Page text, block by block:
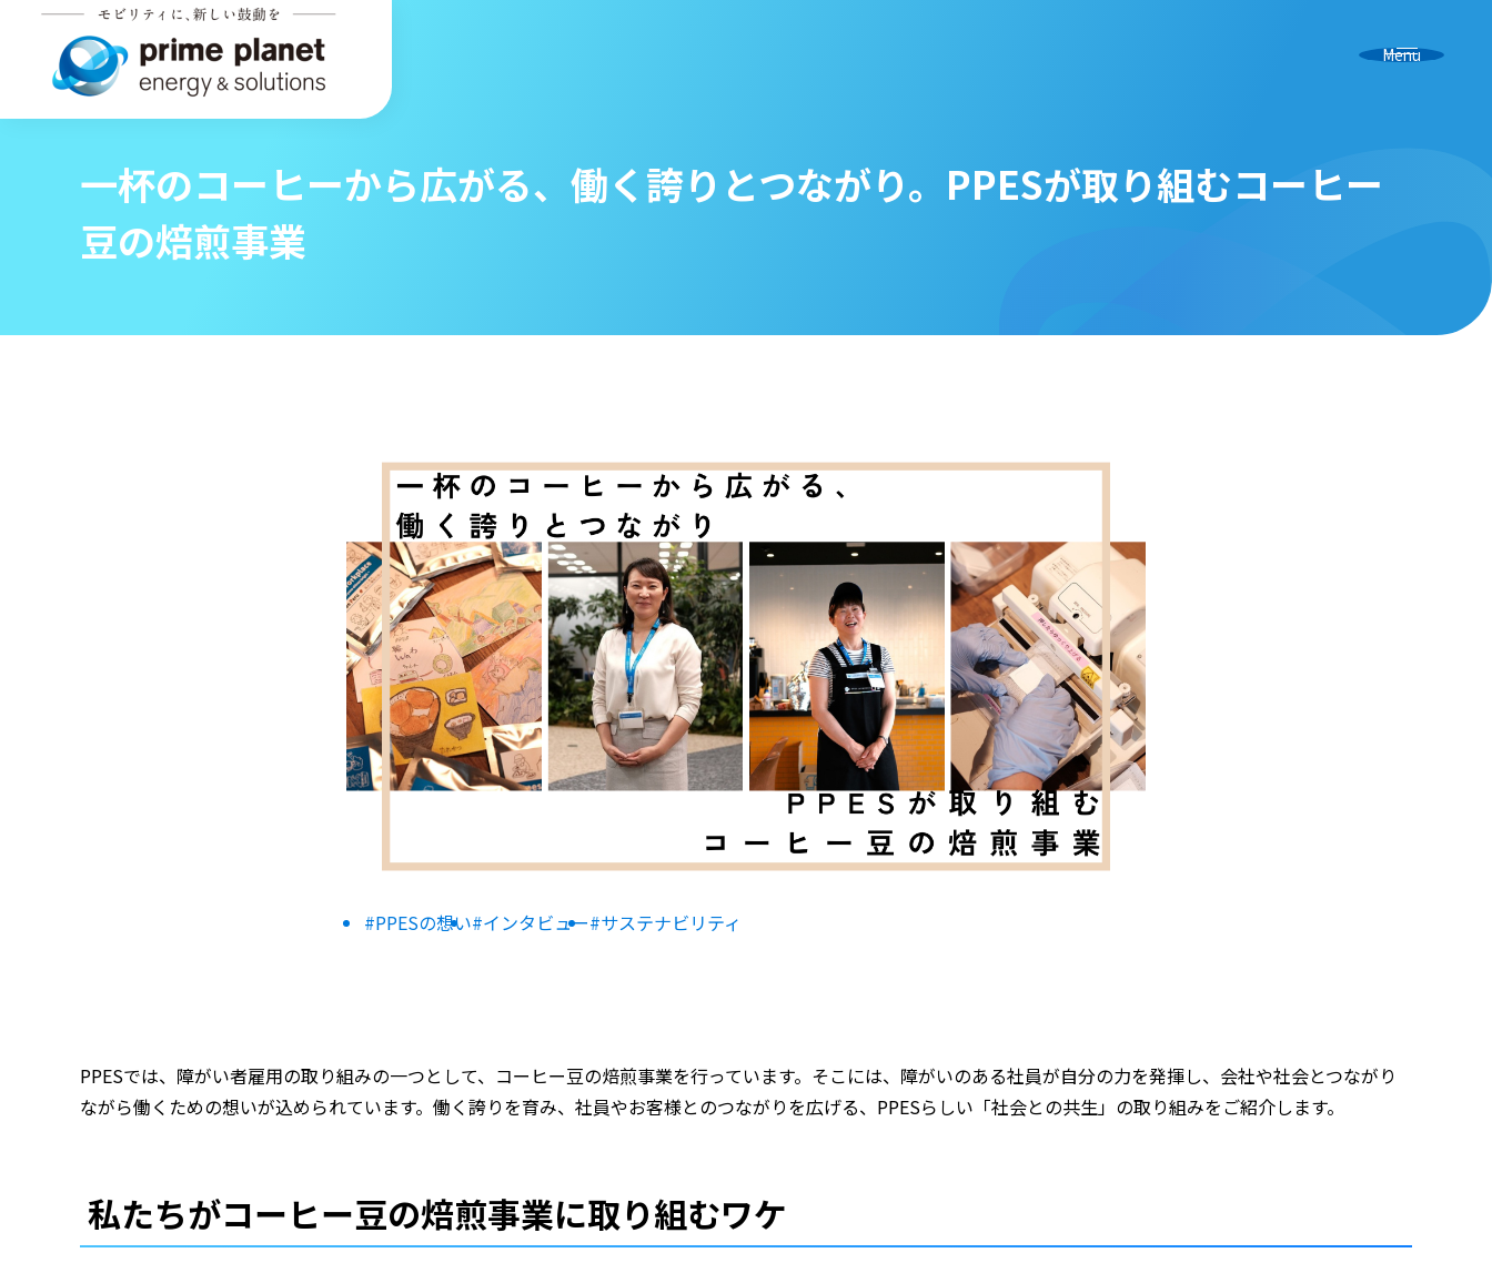
Menu
一杯のコーヒーから広がる、働く誇りとつながり。PPESが取り組むコーヒー
豆の焙煎事業
#PPESの想い#インタビュー#サステナビリティ
PPESでは、障がい者雇用の取り組みの一つとして、コーヒー豆の焙煎事業を行っています。そこには、障がいのある社員が自分の力を発揮し、会社や社会とつながり
ながら働くための想いが込められています。働く誇りを育み、社員やお客様とのつながりを広げる、PPESらしい「社会との共生」の取り組みをご紹介します。
私たちがコーヒー豆の焙煎事業に取り組むワケ